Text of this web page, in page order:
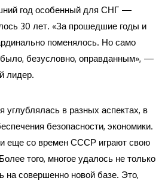
год особенный для СНГ —
30 лет. «За прошедшие годы и
поменялось. Но само
было, безусловно, оправданным», —
лидер.
углублялась в разных аспектах, в
безопасности, экономики.
еще со времен СССР играют свою
того, многое удалось не только
на совершенно новой базе. Это,